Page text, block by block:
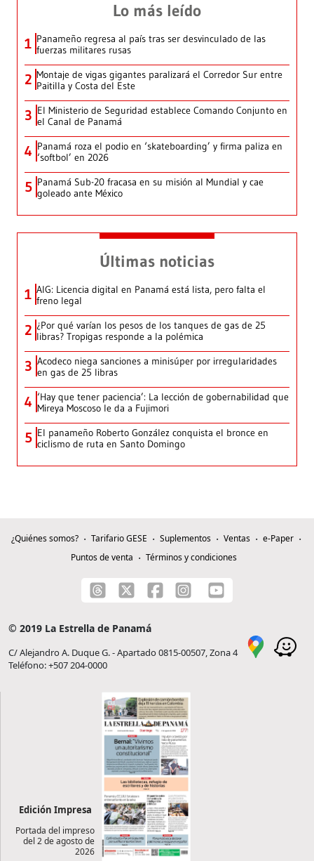
Lo más leído
1 Panameño regresa al país tras ser desvinculado de las
fuerzas militares rusas
2 Montaje de vigas gigantes paralizará el Corredor Sur entre
Paitilla y Costa del Este
3 El Ministerio de Seguridad establece Comando Conjunto en
el Canal de Panamá
4 Panamá roza el podio en ‘skateboarding’ y firma paliza en
‘softbol’ en 2026
5 Panamá Sub-20 fracasa en su misión al Mundial y cae
goleado ante México
Últimas noticias
1 AIG: Licencia digital en Panamá está lista, pero falta el
freno legal
2 ¿Por qué varían los pesos de los tanques de gas de 25
libras? Tropigas responde a la polémica
3 Acodeco niega sanciones a minisúper por irregularidades
en gas de 25 libras
4 ‘Hay que tener paciencia’: La lección de gobernabilidad que
Mireya Moscoso le da a Fujimori
5 El panameño Roberto González conquista el bronce en
ciclismo de ruta en Santo Domingo
¿Quiénes somos? Tarifario GESE Suplementos Ventas
e-Paper
Puntos de venta
Términos y condiciones
© 2019 La Estrella de Panamá
C/ Alejandro A. Duque G. - Apartado 0815-00507, Zona 4
Teléfono: +507 204-0000
Edición Impresa
Portada del impreso
del 2 de agosto de
2026